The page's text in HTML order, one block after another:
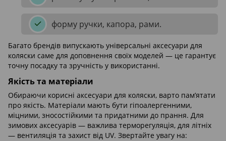
форму ручки, капора, рами.
Багато брендів випускають універсальні аксесуари для
коляски саме для доповнення своїх моделей — це гарантує
точну посадку та зручність у використанні.
Якість та матеріали
Обираючи корисні аксесуари для коляски, варто пам’ятати
про якість. Матеріали мають бути гіпоалергенними,
міцними, зносостійкими та придатними до прання. Для
зимових аксесуарів — важлива терморегуляція, для літніх
— вентиляція та захист від UV. Звертайте увагу на: